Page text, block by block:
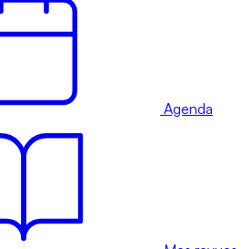
Agenda